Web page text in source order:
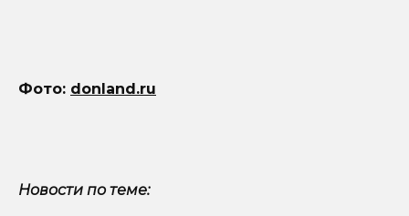
Фото: donland.ru
Новости по теме: